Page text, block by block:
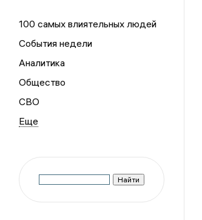
100 самых влиятельных людей
События недели
Аналитика
Общество
СВО